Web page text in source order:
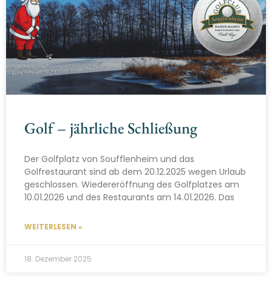
Golf – jährliche Schließung
Der Golfplatz von Soufflenheim und das
Golfrestaurant sind ab dem 20.12.2025 wegen Urlaub
geschlossen. Wiedereröffnung des Golfplatzes am
10.01.2026 und des Restaurants am 14.01.2026. Das
WEITERLESEN »
18. Dezember 2025